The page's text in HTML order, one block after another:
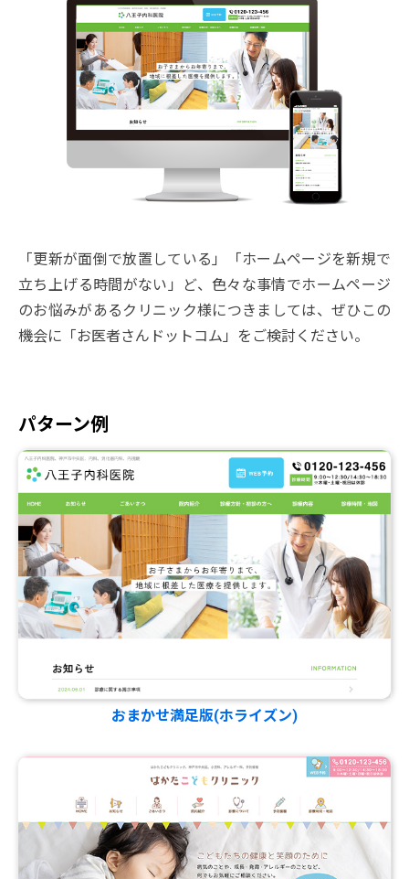
「更新が面倒で放置している」「ホームページを新規で
立ち上げる時間がない」ど、色々な事情でホームページ
のお悩みがあるクリニック様につきましては、ぜひこの
機会に「お医者さんドットコム」をご検討ください。
パターン例
おまかせ満足版(ホライズン)